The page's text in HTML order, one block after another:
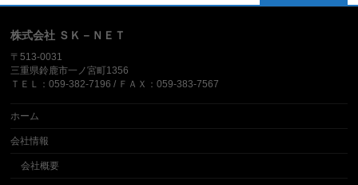
株式会社 ＳＫ－ＮＥＴ
〒513-0031
三重県鈴鹿市一ノ宮町1356
ＴＥＬ：059-382-7196 / ＦＡＸ：059-383-7567
ホーム
会社情報
会社概要